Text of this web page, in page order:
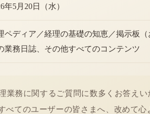
年5月20日（水）
ペディア／経理の基礎の知恵／掲示板
業務日誌、その他すべてのコンテンツ
業務に関するご質問に数多くお答え
べてのユーザーの皆さまへ、改めて心